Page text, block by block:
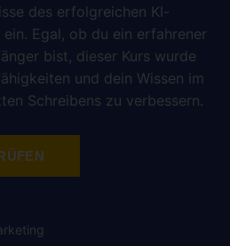
des erfolgreichen KI-
Egal, ob du ein erfahrener
bist, dieser Kurs wurde
und dein Wissen im
Schreibens zu verbessern.